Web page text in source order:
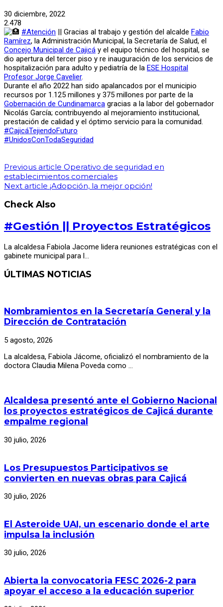
30 diciembre, 2022
2.478
#Atención || Gracias al trabajo y gestión del alcalde Fabio
Ramírez, la Administración Municipal, la Secretaría de Salud, el
Concejo Municipal de Cajicá y el equipo técnico del hospital, se
dio apertura del tercer piso y re inauguración de los servicios de
hospitalización para adulto y pediatría de la ESE Hospital
Profesor Jorge Cavelier.
Durante el año 2022 han sido apalancados por el municipio
recursos por 1.125 millones y 375 millones por parte de la
Gobernación de Cundinamarca gracias a la labor del gobernador
Nicolás García; contribuyendo al mejoramiento institucional,
prestación de calidad y el óptimo servicio para la comunidad.
#CajicáTejiendoFuturo
#UnidosConTodaSeguridad
Previous article Operativo de seguridad en
establecimientos comerciales
Next article ¡Adopción, la mejor opción!
Check Also
#Gestión || Proyectos Estratégicos
La alcaldesa Fabiola Jacome lidera reuniones estratégicas con el
gabinete municipal para l…
ÚLTIMAS NOTICIAS
Nombramientos en la Secretaría General y la
Dirección de Contratación
5 agosto, 2026
La alcaldesa, Fabiola Jácome, oficializó el nombramiento de la
doctora Claudia Milena Poveda como …
Alcaldesa presentó ante el Gobierno Nacional
los proyectos estratégicos de Cajicá durante
empalme regional
30 julio, 2026
Los Presupuestos Participativos se
convierten en nuevas obras para Cajicá
30 julio, 2026
El Asteroide UAI, un escenario donde el arte
impulsa la inclusión
30 julio, 2026
Abierta la convocatoria FESC 2026-2 para
apoyar el acceso a la educación superior